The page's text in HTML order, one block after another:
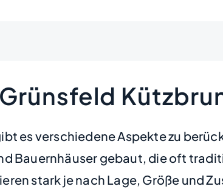
es verschiedene Aspekte zu
Bauernhäuser gebaut, die oft
stark je nach Lage, Größe und